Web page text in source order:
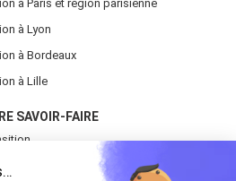
à Paris et région parisienne
à Lyon
à Bordeaux
à Lille
SAVOIR-FAIRE